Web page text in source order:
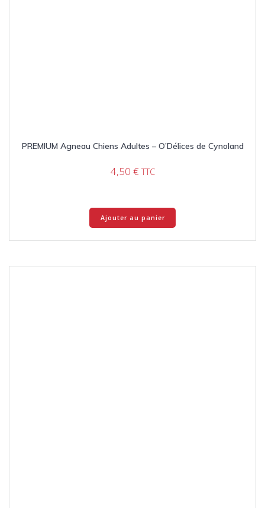
PREMIUM Agneau Chiens Adultes – O’Délices de Cynoland
4,50 € TTC
Ajouter au panier